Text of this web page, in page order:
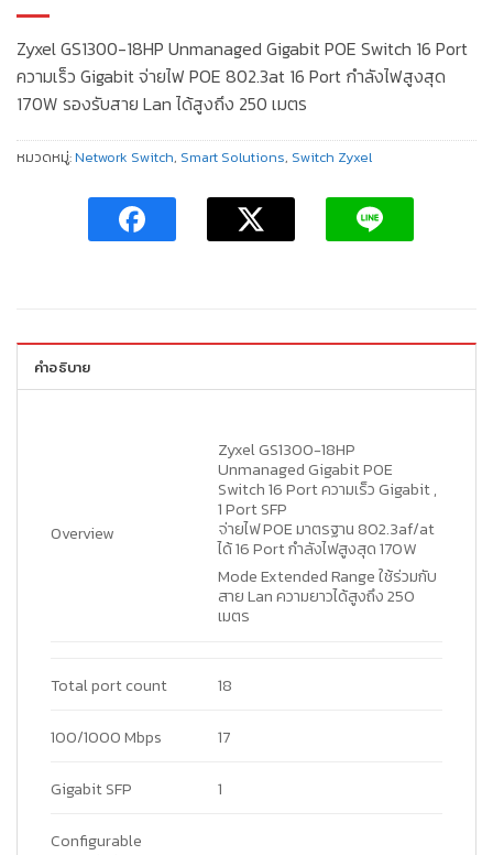
Zyxel GS1300-18HP Unmanaged Gigabit POE Switch 16 Port
ความเร็ว Gigabit จ่ายไฟ POE 802.3at 16 Port กำลังไฟสูงสุด
170W รองรับสาย Lan ได้สูงถึง 250 เมตร
หมวดหมู่:Network Switch, Smart Solutions, Switch Zyxel
คำอธิบาย
Overview
Zyxel GS1300-18HP
Unmanaged Gigabit POE
Switch 16 Port ความเร็ว Gigabit ,
1 Port SFP
จ่ายไฟ POE มาตรฐาน 802.3af/at
ได้ 16 Port กำลังไฟสูงสุด 170W
Mode Extended Range ใช้ร่วมกับ
สาย Lan ความยาวได้สูงถึง 250
เมตร
Total port count 18
100/1000 Mbps 17
Gigabit SFP 1
Configurable